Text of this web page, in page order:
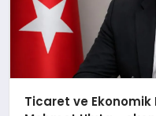
Ticaret ve Ekonomik